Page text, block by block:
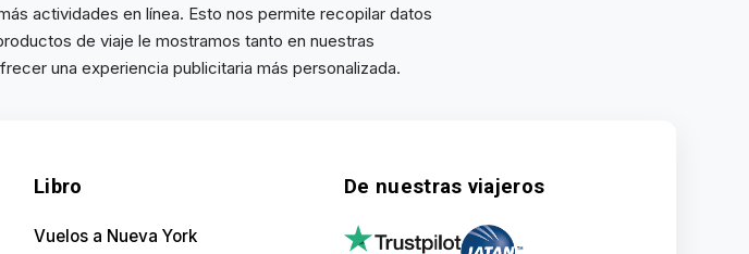
actividades en línea. Esto nos permite recopilar datos
de viaje le mostramos tanto en nuestras
una experiencia publicitaria más personalizada.
Libro
Vuelos a Nueva York
De nuestras viajeros